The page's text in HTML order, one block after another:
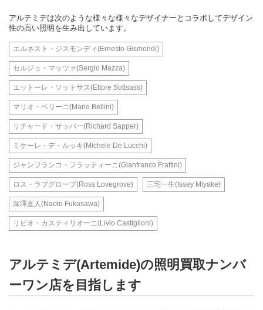
アルテミデは次のような様々な様々なデザイナーとコラボしてデザイン
性の高い照明を生み出しています。
エルネスト・ジスモンディ(Ernesto Gismondi)
セルジョ・マッツァ(Sergio Mazza)
エットーレ・ソットサス(Ettore Sottsass)
マリオ・ベリーニ(Mario Bellini)
リチャード・サッパー(Richard Sapper)
ミケーレ・デ・ルッキ(Michele De Lucchi)
ジャンフランコ・フラッティーニ(Gianfranco Frattini)
ロス・ラブグローブ(Ross Lovegrove) 三宅一生(Issey Miyake)
深澤直人(Naoto Fukasawa)
リビオ・カスティリオーニ(Livio Castiglioni)
アルテミデ(Artemide)の照明買取ナンバ
ーワン店を目指します